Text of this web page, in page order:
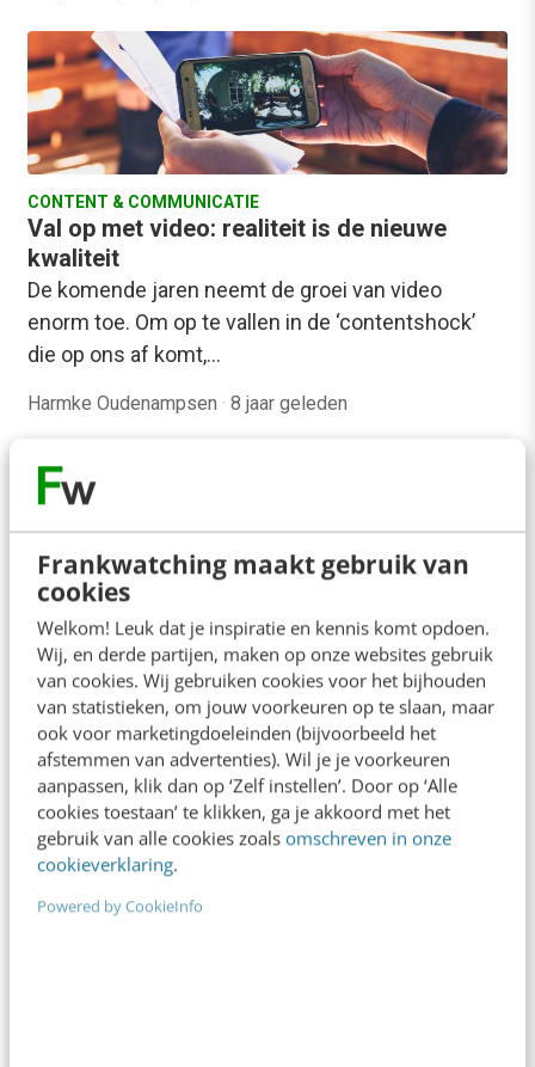
Frankwatching maakt gebruik van
cookies
Welkom! Leuk dat je inspiratie en kennis komt opdoen.
Wij, en derde partijen, maken op onze websites gebruik
van cookies. Wij gebruiken cookies voor het bijhouden
van statistieken, om jouw voorkeuren op te slaan, maar
ook voor marketingdoeleinden (bijvoorbeeld het
afstemmen van advertenties). Wil je je voorkeuren
aanpassen, klik dan op ‘Zelf instellen’. Door op ‘Alle
cookies toestaan’ te klikken, ga je akkoord met het
gebruik van alle cookies zoals omschreven in onze
cookieverklaring.
Powered by CookieInfo
CONTENT & COMMUNICATIE
Val op met video: realiteit is de nieuwe
kwaliteit
De komende jaren neemt de groei van video
enorm toe. Om op te vallen in de ‘contentshock’
die op ons af komt,…
Harmke Oudenampsen · 8 jaar geleden
MARKETING
De 5 opvallendste videotrends voor 2018
Video. Je kunt er niet meer omheen dit jaar. Wat
zijn dé trends op het gebied van videomarketing in
2018? Mijn 5…
Pelpina Trip 8 jaar geleden